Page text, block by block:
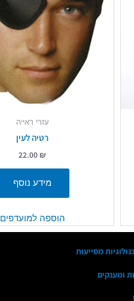
עזרי ראייה
רטיה לעין
22.00 ₪
מידע נוסף
הוספה למועדפים
מסייעות
ומענקים